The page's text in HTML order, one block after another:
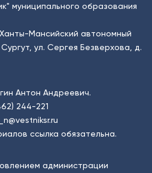
муниципального образования
Мансийский автономный
ул. Сергея Безверхова, д.
Антон Андреевич.
244-221
ссылка обязательна.
администрации